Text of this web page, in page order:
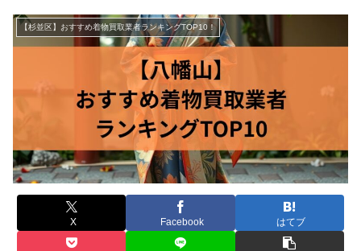
【杉並区】おすすめ着物買取業者ランキングTOP10！
X Facebook はてブ